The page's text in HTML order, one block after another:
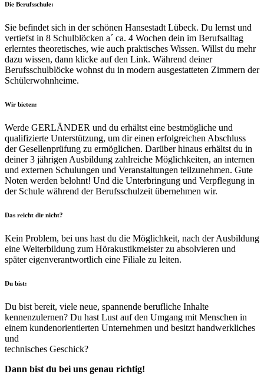
Die Berufsschule:
Sie befindet sich in der schönen Hansestadt Lübeck. Du lernst und
vertiefst in 8 Schulblöcken a´ ca. 4 Wochen dein im Berufsalltag
erlerntes theoretisches, wie auch praktisches Wissen. Willst du mehr
dazu wissen, dann klicke auf den Link. Während deiner
Berufsschulblöcke wohnst du in modern ausgestatteten Zimmern der
Schülerwohnheime.
Wir bieten:
Werde GERLÄNDER und du erhältst eine bestmögliche und
qualifizierte Unterstützung, um dir einen erfolgreichen Abschluss
der Gesellenprüfung zu ermöglichen. Darüber hinaus erhältst du in
deiner 3 jährigen Ausbildung zahlreiche Möglichkeiten, an internen
und externen Schulungen und Veranstaltungen teilzunehmen. Gute
Noten werden belohnt! Und die Unterbringung und Verpflegung in
der Schule während der Berufsschulzeit übernehmen wir.
Das reicht dir nicht?
Kein Problem, bei uns hast du die Möglichkeit, nach der Ausbildung
eine Weiterbildung zum Hörakustikmeister zu absolvieren und
später eigenverantwortlich eine Filiale zu leiten.
Du bist:
Du bist bereit, viele neue, spannende berufliche Inhalte
kennenzulernen? Du hast Lust auf den Umgang mit Menschen in
einem kundenorientierten Unternehmen und besitzt handwerkliches
und
technisches Geschick?
Dann bist du bei uns genau richtig!